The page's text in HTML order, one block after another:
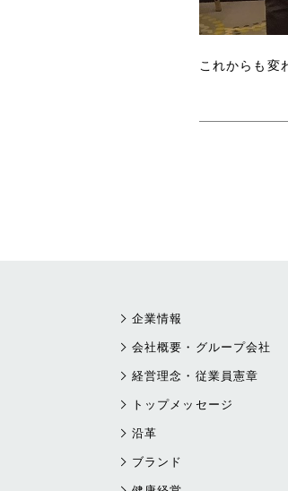
これからも変
企業情報
会社概要・グループ会社
経営理念・従業員憲章
トップメッセージ
沿革
ブランド